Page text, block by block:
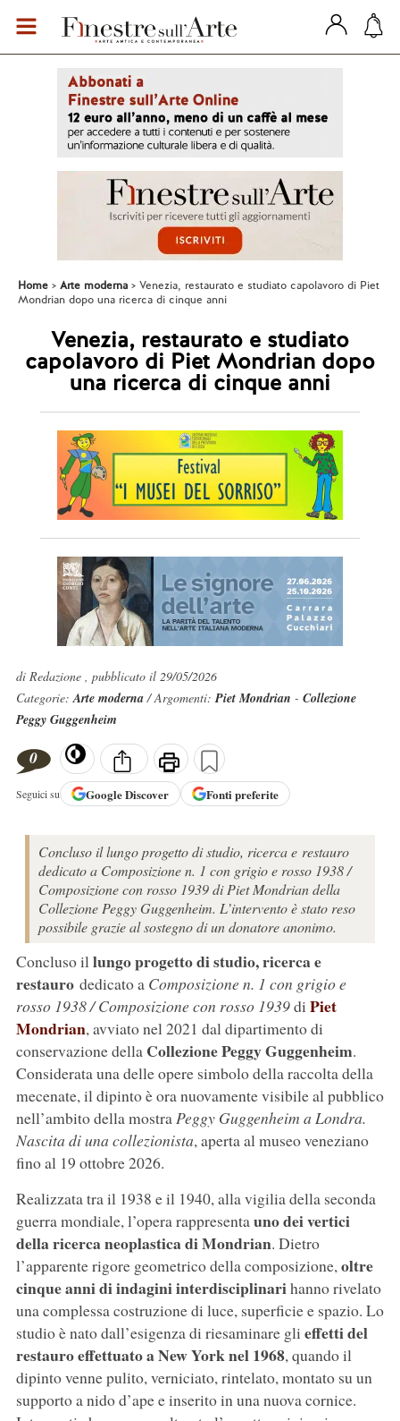
Home Arte moderna
Venezia, restaurato e studiato capolavoro di Piet
Mondrian dopo una ricerca di cinque anni
Venezia, restaurato e studiato
capolavoro di Piet Mondrian dopo
una ricerca di cinque anni
di Redazione , pubblicato il 29/05/2026
Categorie:Arte moderna/ Argomenti:Piet Mondrian - Collezione
Peggy Guggenheim
0
Seguici su GoogleDiscover Fonti preferite
Concluso il lungo progetto di studio, ricerca e restauro
dedicato a Composizione n. 1 con grigio e rosso 1938 /
Composizione con rosso 1939 di Piet Mondrian della
Collezione Peggy Guggenheim. L’intervento è stato reso
possibile grazie al sostegno di un donatore anonimo.
Concluso illungo progetto di studio, ricerca e
restaurodedicato a Composizione n. 1 con grigio e
rosso 1938 / Composizione con rosso 1939di Piet
Mondrian, avviato nel 2021 dal dipartimento di
conservazione della Collezione Peggy Guggenheim.
Considerata una delle opere simbolo della raccolta della
mecenate, il dipinto è ora nuovamente visibile al pubblico
nell’ambito della mostraPeggy Guggenheim a Londra.
Nascita di una collezionista, aperta al museo veneziano
fino al 19 ottobre 2026.
Realizzata tra il 1938 e il 1940, alla vigilia della seconda
guerra mondiale, l’opera rappresentauno dei vertici
della ricerca neoplastica di Mondrian. Dietro
l’apparente rigore geometrico della composizione,oltre
cinque anni di indagini interdisciplinarihanno rivelato
una complessa costruzione di luce, superficie e spazio. Lo
studio è nato dall’esigenza di riesaminare gli effetti del
restauro effettuato a New York nel 1968, quando il
dipinto venne pulito, verniciato, rintelato, montato su un
supporto a nido d’ape e inserito in una nuova cornice.